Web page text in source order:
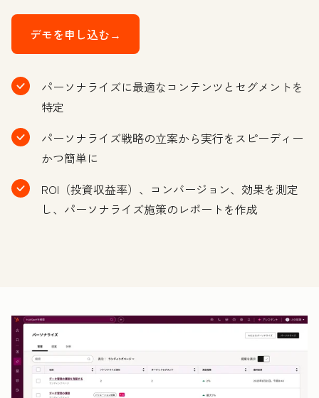
デモを申し込む→
パーソナライズに最適なコンテンツとセグメントを
特定
パーソナライズ戦略の立案から実行をスピーディー
かつ簡単に
ROI（投資収益率）、コンバージョン、効果を測定
し、パーソナライズ施策のレポートを作成